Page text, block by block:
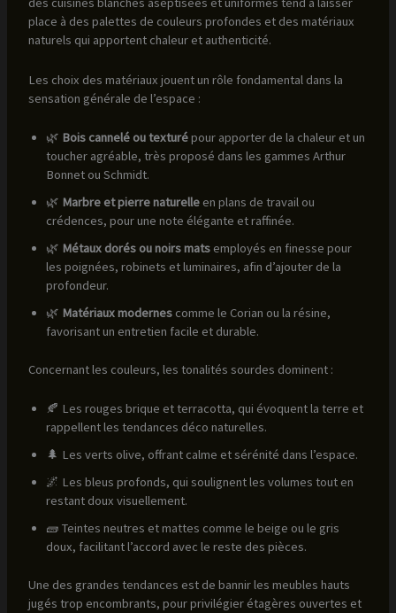
place à des palettes de couleurs profondes et des matériaux
naturels qui apportent chaleur et authenticité.
Les choix des matériaux jouent un rôle fondamental dans la
sensation générale de l’espace :
🌿 Bois cannelé ou texturépour apporter de la chaleur et un
toucher agréable, très proposé dans les gammes Arthur
Bonnet ou Schmidt.
🌿 Marbre et pierre naturelleen plans de travail ou
crédences, pour une note élégante et raffinée.
🌿 Métaux dorés ou noirs matsemployés en finesse pour
les poignées, robinets et luminaires, afin d’ajouter de la
profondeur.
🌿 Matériaux modernescomme le Corian ou la résine,
favorisant un entretien facile et durable.
Concernant les couleurs, les tonalités sourdes dominent :
🍂 Les rouges brique et terracotta, qui évoquent la terre et
rappellent les tendances déco naturelles.
🌲 Les verts olive, offrant calme et sérénité dans l’espace.
🌌 Les bleus profonds, qui soulignent les volumes tout en
restant doux visuellement.
🧱 Teintes neutres et mattes comme le beige ou le gris
doux, facilitant l’accord avec le reste des pièces.
Une des grandes tendances est de bannir les meubles hauts
jugés trop encombrants, pour privilégier étagères ouvertes et